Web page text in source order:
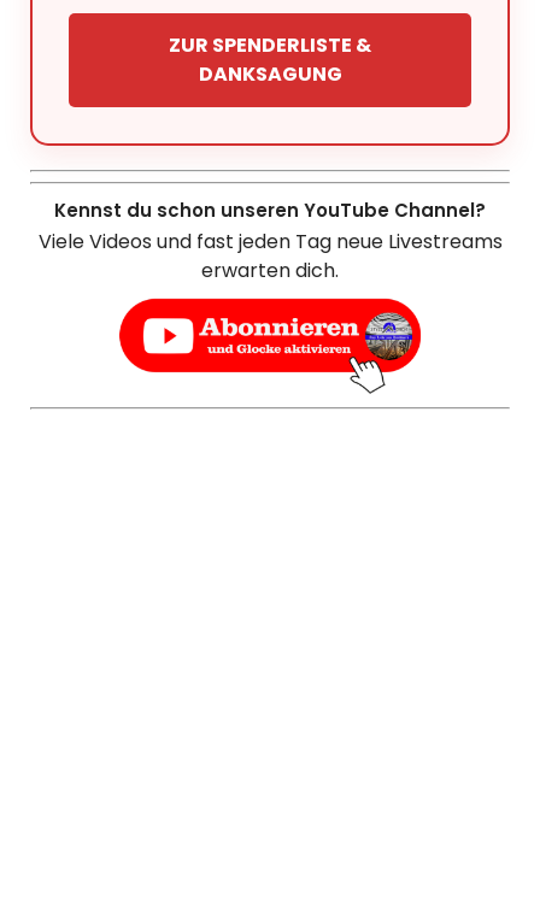
ZUR SPENDERLISTE &
DANKSAGUNG
Kennst du schon unseren YouTube Channel?
Viele Videos und fast jeden Tag neue Livestreams
erwarten dich.